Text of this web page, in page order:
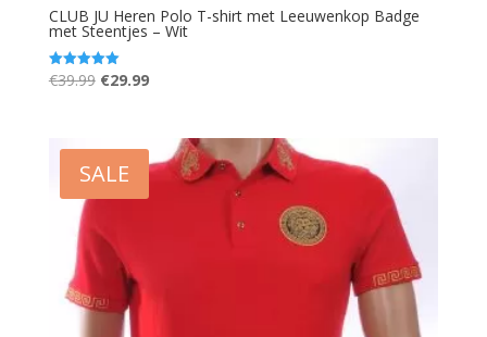
CLUB JU Heren Polo T-shirt met Leeuwenkop Badge
met Steentjes – Wit
Gewaardeerd
5.00
€39.99 Oorspronkelijke
€39.99.
€29.99Huidige
€29.99.
SALE